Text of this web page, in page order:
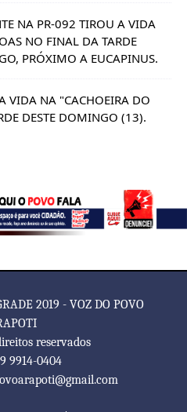
NA PR-092 TIROU A VIDA
NO FINAL DA TARDE
PRÓXIMO A EUCAPINUS.
VIDA NA "CACHOEIRA DO
DESTE DOMINGO (13).
2019 - VOZ DO POVO
reservados
9914-0404